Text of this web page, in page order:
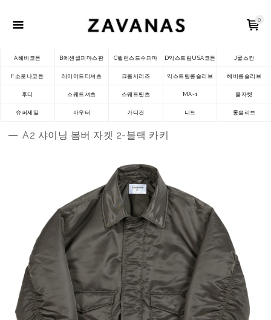
0
A헤비코튼 B에센셜피마스판 C밸런스드수피마 D익스트림USA코튼 J쿨스킨
F소로나코튼 레이어드티셔츠 크롭시리즈 익스트림롱슬리브 헤비롱슬리브
후디 스웨트셔츠 스웨트팬츠 MA-1 울자켓
슈퍼세일 아우터 가디건 니트 롱슬리브
A2 샤이닝 봄버 자켓 2-블랙 카키